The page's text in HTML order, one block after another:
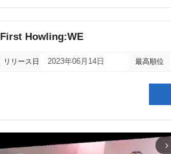
First Howling:WE
リリース日 2023年06月14日 最高順位
arrow_forward_ios